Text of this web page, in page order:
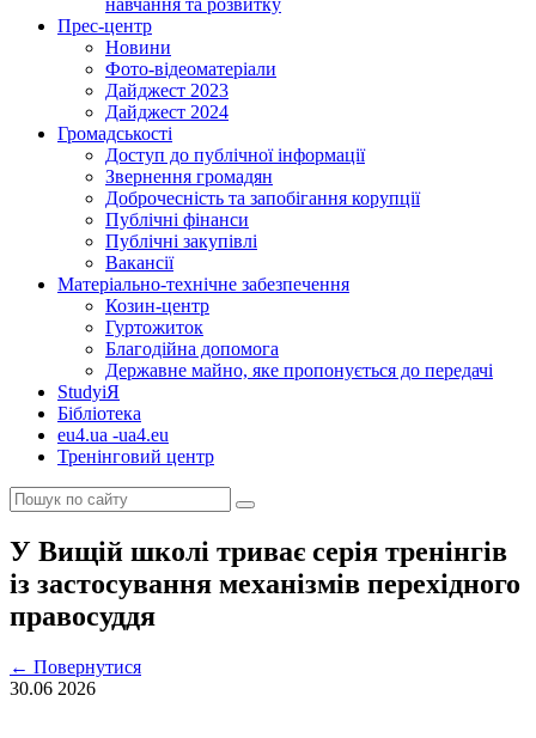
навчання та розвитку
Прес-центр
Новини
Фото-відеоматеріали
Дайджест 2023
Дайджест 2024
Громадськості
Доступ до публічної інформації
Звернення громадян
Доброчесність та запобігання корупції
Публічні фінанси
Публічні закупівлі
Вакансії
Матеріально-технічне забезпечення
Козин-центр
Гуртожиток
Благодійна допомога
Державне майно, яке пропонується до передачі
StudyіЯ
Бібліотека
eu4.ua -ua4.eu
Тренінговий центр
У Вищій школі триває серія тренінгів
із застосування механізмів перехідного
правосуддя
← Повернутися
30.06 2026